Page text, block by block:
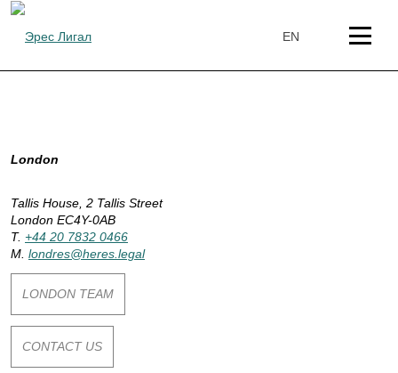
Skip
content
EN
a
y
London
Tallis House, 2 Tallis Street
London EC4Y-0AB
T. +44 20 7832 0466
M. londres@heres.legal
LONDON TEAM
CONTACT US